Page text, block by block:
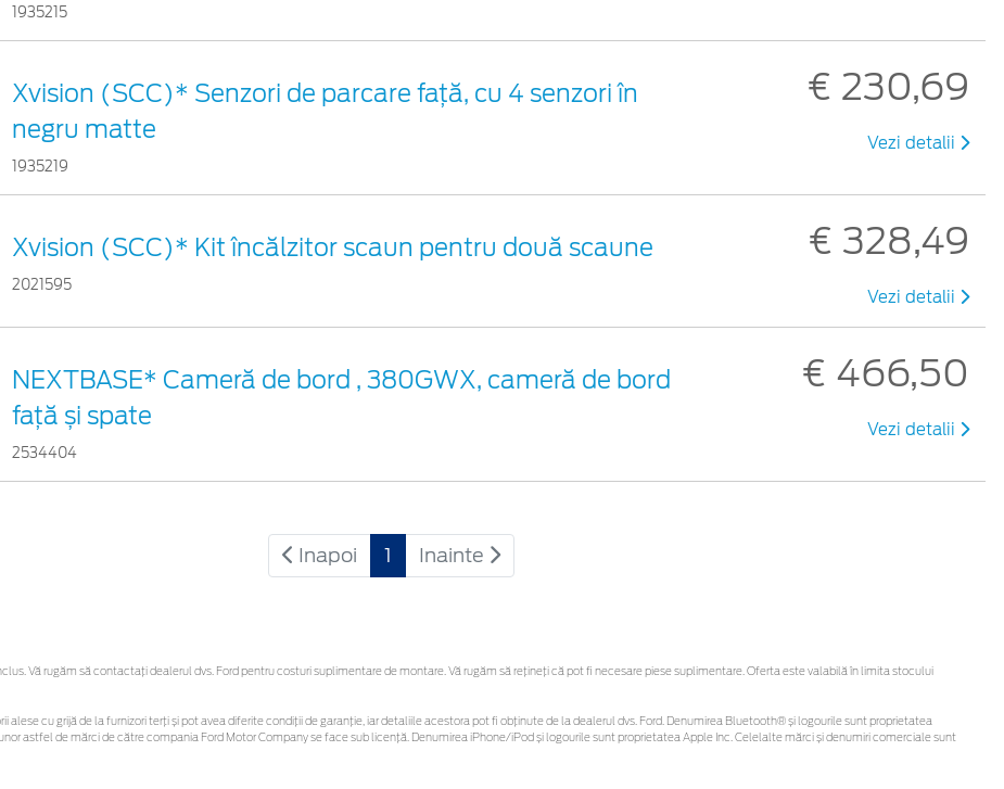
1935215
Xvision (SCC)* Senzori de parcare faţă, cu 4 senzori în
negru matte
1935219
€ 230,69
Vezi detalii
Xvision (SCC)* Kit încălzitor scaun pentru două scaune
2021595
€ 328,49
Vezi detalii
NEXTBASE* Cameră de bord , 380GWX, cameră de bord
față și spate
2534404
€ 466,50
Vezi detalii
Inapoi 1 Inainte
Vă rugăm să contactaţi dealerul dvs. Ford pentru costuri suplimentare de montare. Vă rugăm să rețineți că pot fi necesare piese suplimentare. Oferta este valabilă în limita stocului
alese cu grijă de la furnizori terți și pot avea diferite condiții de garanție, iar detaliile acestora pot fi obținute de la dealerul dvs. Ford. Denumirea Bluetooth® și logourile sunt proprietatea
astfel de mărci de către compania Ford Motor Company se face sub licență. Denumirea iPhone/iPod și logourile sunt proprietatea Apple Inc. Celelalte mărci și denumiri comerciale sunt